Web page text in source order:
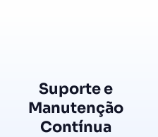
Suporte e
Manutenção
Contínua